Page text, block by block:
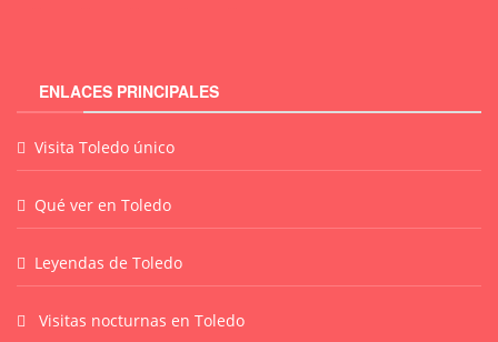
ENLACES PRINCIPALES
Visita Toledo único
Qué ver en Toledo
Leyendas de Toledo
Visitas nocturnas en Toledo